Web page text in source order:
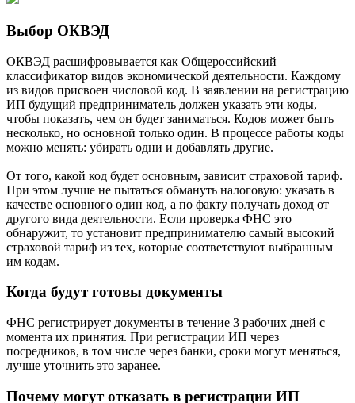
Выбор ОКВЭД
ОКВЭД расшифровывается как Общероссийский
классификатор видов экономической деятельности. Каждому
из видов присвоен числовой код. В заявлении на регистрацию
ИП будущий предприниматель должен указать эти коды,
чтобы показать, чем он будет заниматься. Кодов может быть
несколько, но основной только один. В процессе работы коды
можно менять: убирать одни и добавлять другие.
От того, какой код будет основным, зависит страховой тариф.
При этом лучше не пытаться обмануть налоговую: указать в
качестве основного один код, а по факту получать доход от
другого вида деятельности. Если проверка ФНС это
обнаружит, то установит предпринимателю самый высокий
страховой тариф из тех, которые соответствуют выбранным
им кодам.
Когда будут готовы документы
ФНС регистрирует документы в течение 3 рабочих дней с
момента их принятия. При регистрации ИП через
посредников, в том числе через банки, сроки могут меняться,
лучше уточнить это заранее.
Почему могут отказать в регистрации ИП